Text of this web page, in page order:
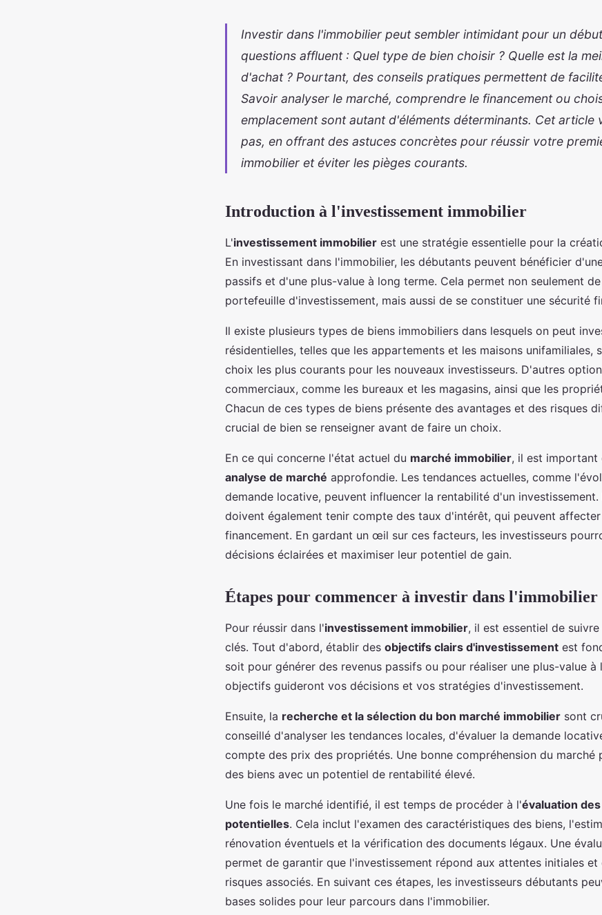
Investir dans l'immobilier peut sembler intimidant pour un
questions affluent : Quel type de bien choisir ? Quelle est la
d'achat ? Pourtant, des conseils pratiques permettent de
Savoir analyser le marché, comprendre le financement ou
emplacement sont autant d'éléments déterminants. Cet article
pas, en offrant des astuces concrètes pour réussir votre
immobilier et éviter les pièges courants.
Introduction à l'investissement immobilier
L'investissement immobilier est une stratégie essentielle pour la
En investissant dans l'immobilier, les débutants peuvent bénéficier
passifs et d'une plus-value à long terme. Cela permet non seulement
portefeuille d'investissement, mais aussi de se constituer une sécurité
Il existe plusieurs types de biens immobiliers dans lesquels on peut
résidentielles, telles que les appartements et les maisons unifamiliales,
choix les plus courants pour les nouveaux investisseurs. D'autres
commerciaux, comme les bureaux et les magasins, ainsi que les
Chacun de ces types de biens présente des avantages et des risques
crucial de bien se renseigner avant de faire un choix.
En ce qui concerne l'état actuel du marché immobilier, il est important
analyse de marché approfondie. Les tendances actuelles, comme
demande locative, peuvent influencer la rentabilité d'un investissement.
doivent également tenir compte des taux d'intérêt, qui peuvent
financement. En gardant un œil sur ces facteurs, les investisseurs
décisions éclairées et maximiser leur potentiel de gain.
Étapes pour commencer à investir dans l'immobilier
Pour réussir dans l'investissement immobilier, il est essentiel de
clés. Tout d'abord, établir des objectifs clairs d'investissement est
soit pour générer des revenus passifs ou pour réaliser une plus-value à
objectifs guideront vos décisions et vos stratégies d'investissement.
Ensuite, la recherche et la sélection du bon marché immobilier sont
conseillé d'analyser les tendances locales, d'évaluer la demande
compte des prix des propriétés. Une bonne compréhension du marché
des biens avec un potentiel de rentabilité élevé.
Une fois le marché identifié, il est temps de procéder à l'évaluation
potentielles. Cela inclut l'examen des caractéristiques des biens,
rénovation éventuels et la vérification des documents légaux. Une
permet de garantir que l'investissement répond aux attentes initiales et
risques associés. En suivant ces étapes, les investisseurs débutants
bases solides pour leur parcours dans l'immobilier.